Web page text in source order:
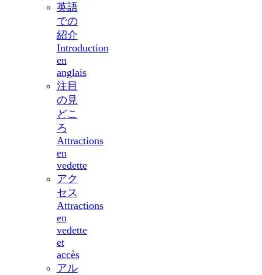
英語
での
紹介
Introduction
en
anglais
注目
の見
どこ
ろ
Attractions
en
vedette
アク
セス
Attractions
en
vedette
et
accès
アル